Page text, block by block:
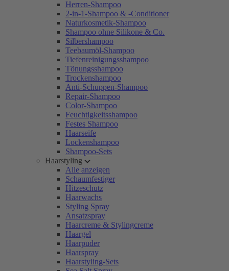
Herren-Shampoo
2-in-1-Shampoo & -Conditioner
Naturkosmetik-Shampoo
Shampoo ohne Silikone & Co.
Silbershampoo
Teebaumöl-Shampoo
Tiefenreinigungsshampoo
Tönungsshampoo
Trockenshampoo
Anti-Schuppen-Shampoo
Repair-Shampoo
Color-Shampoo
Feuchtigkeitsshampoo
Festes Shampoo
Haarseife
Lockenshampoo
Shampoo-Sets
Haarstyling
Alle anzeigen
Schaumfestiger
Hitzeschutz
Haarwachs
Styling Spray
Ansatzspray
Haarcreme & Stylingcreme
Haargel
Haarpuder
Haarspray
Haarstyling-Sets